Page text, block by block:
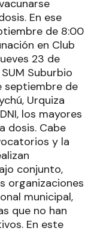
En ese
de 8:00
en Club
23 de
Suburbio
septiembre de
Urquiza
los mayores
dosis. Cabe
y la
conjunto,
organizaciones
municipal,
que no han
En este